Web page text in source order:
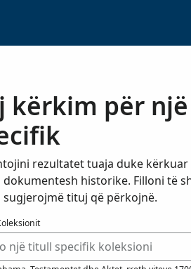
kërkim për
rezultatet tuaja duke
dokumentesh historike. Filloni të
sugjerojmë tituj që përkojnë.